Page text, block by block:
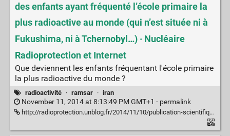
des enfants ayant fréquenté l’école primaire la
plus radioactive au monde (qui n’est située ni à
Fukushima, ni à Tchernobyl…) · Nucléaire
Radioprotection et Internet
Que deviennent les enfants fréquentant l'école primaire
la plus radioactive du monde ?
radioactivité · ramsar · iran
November 11, 2014 at 8:13:49 PM GMT+1 · permalink
http://radioprotection.unblog.fr/2014/11/10/publication-scientifique-sur-la-bonne-sante-des-enfants-ayant-frequente-lecole-primaire-la-plus-radioactive-au-monde-qui-nest-situee-ni-a-fukushima-ni-a-tchernobyl/